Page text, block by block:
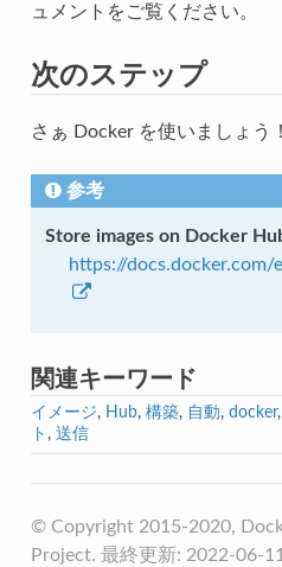
ュメントをご覧ください。
次のステップ
さぁ Docker を使いましょう！
参考
Store images on Docker
https://
関連キーワード
イメージ, Hub, 構築, 自動, docker,
ト , 送信
© Copyright 2015-2020,
Project. 最終更新: 2022-06-